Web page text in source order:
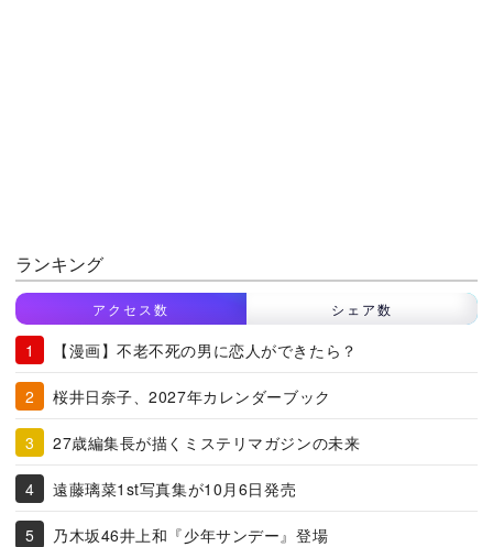
ランキング
アクセス数 シェア数
【漫画】不老不死の男に恋人ができたら？
桜井日奈子、2027年カレンダーブック
27歳編集長が描くミステリマガジンの未来
遠藤璃菜1st写真集が10月6日発売
乃木坂46井上和『少年サンデー』登場